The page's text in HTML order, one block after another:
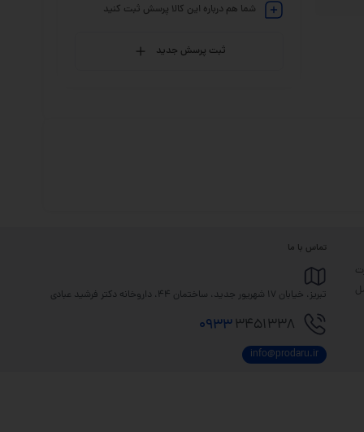
شما هم درباره این کالا پرسش ثبت کنید
ثبت پرسش جدید
تماس با ما
تبریز، خیابان 17 شهریور جدید، ساختمان 44، داروخانه دکتر فرشید عبادی
09333451338
info@prodaru.ir